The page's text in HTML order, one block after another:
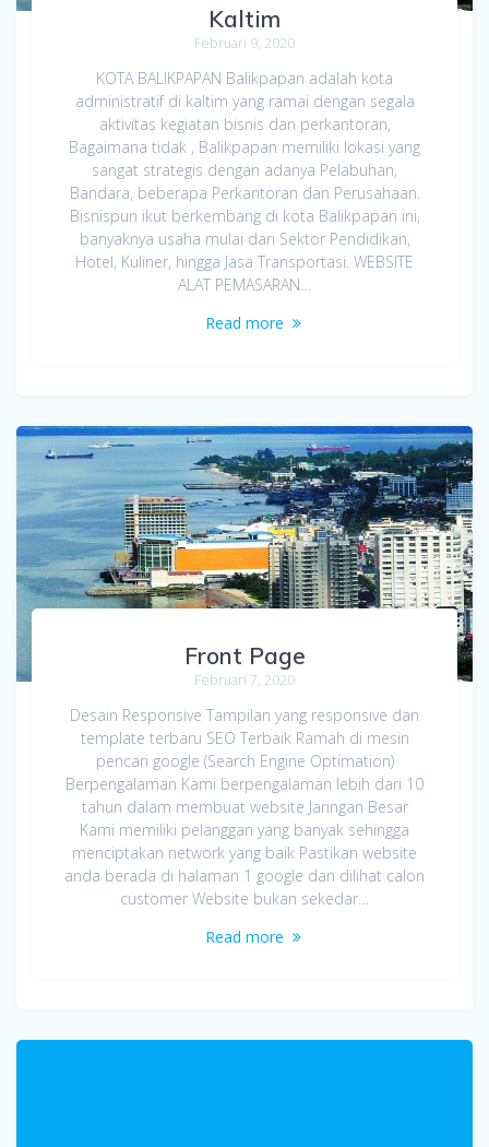
Kaltim
Februari 9, 2020
KOTA BALIKPAPAN Balikpapan adalah kota
administratif di kaltim yang ramai dengan segala
aktivitas kegiatan bisnis dan perkantoran,
Bagaimana tidak , Balikpapan memiliki lokasi yang
sangat strategis dengan adanya Pelabuhan,
Bandara, beberapa Perkantoran dan Perusahaan.
Bisnispun ikut berkembang di kota Balikpapan ini,
banyaknya usaha mulai dari Sektor Pendidikan,
Hotel, Kuliner, hingga Jasa Transportasi. WEBSITE
ALAT PEMASARAN…
Read more
Front Page
Februari 7, 2020
Desain Responsive Tampilan yang responsive dan
template terbaru SEO Terbaik Ramah di mesin
pencari google (Search Engine Optimation)
Berpengalaman Kami berpengalaman lebih dari 10
tahun dalam membuat website Jaringan Besar
Kami memiliki pelanggan yang banyak sehingga
menciptakan network yang baik Pastikan website
anda berada di halaman 1 google dan dilihat calon
customer Website bukan sekedar…
Read more